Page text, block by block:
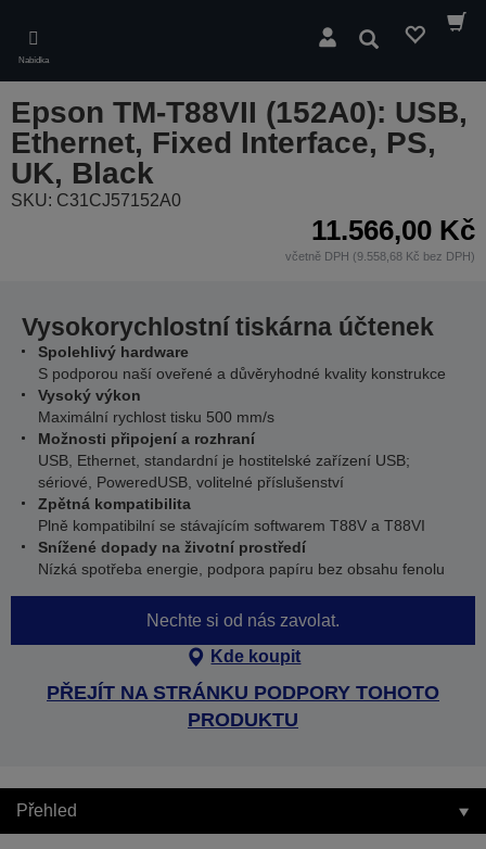
main
content
Nabídka
Hledat
Epson TM-T88VII (152A0): USB,
Ethernet, Fixed Interface, PS,
UK, Black
SKU: C31CJ57152A0
11.566,00 Kč
včetně DPH (9.558,68 Kč bez DPH)
Vysokorychlostní tiskárna účtenek
Spolehlivý hardware
S podporou naší oveřené a důvěryhodné kvality konstrukce
Vysoký výkon
Maximální rychlost tisku 500 mm/s
Možnosti připojení a rozhraní
USB, Ethernet, standardní je hostitelské zařízení USB;
sériové, PoweredUSB, volitelné příslušenství
Zpětná kompatibilita
Plně kompatibilní se stávajícím softwarem T88V a T88VI
Snížené dopady na životní prostředí
Nízká spotřeba energie, podpora papíru bez obsahu fenolu
Nechte si od nás zavolat.
Kde koupit
PŘEJÍT NA STRÁNKU PODPORY TOHOTO
PRODUKTU
Přehled